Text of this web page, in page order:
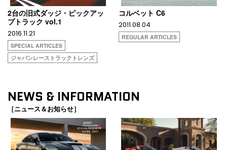
2台の旧式ダッジ・ピックアッ
プトラック vol.1
2016.11.21
SPECIAL ARTICLES
ジャパンレーストラックトレンズ
コルベット C6
2011.08.04
REGULAR ARTICLES
NEWS & INFORMATION
［ニュース＆お知らせ］